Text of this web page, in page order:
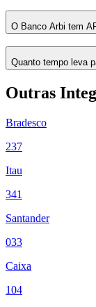
O Banco Arbi tem
Quanto tempo leva
Outras
Bradesco
237
Itau
341
Santander
033
Caixa
104